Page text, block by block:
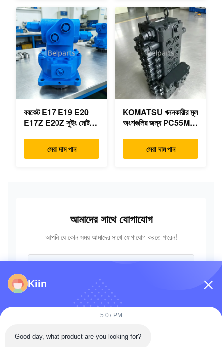
16023 B0600-16017
মিনি এক্সকাভেটর
RB559-61290
RC157-78000 মিনি
খননকারীর যন্ত্রাংশের জন্য
ববকেট E17 E19 E20
E17Z E20Z সুইং মোটর
7024419 মিনি
এক্সক্যাভারের জন্য
সেরা দাম পান
KOMATSU খননকারীর মূল
অংশগুলির জন্য PC55MR-
723-18-18200 723-
18-18201 723-18-
সেরা দাম পান
আমাদের সাথে যোগাযোগ
আপনি যে কোন সময় আমাদের সাথে যোগাযোগ করতে পারেন!
Kiin
5:07 PM
Good day, what product are you looking for?